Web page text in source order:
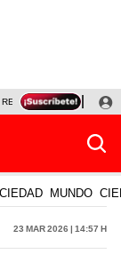
HOY
MUNDO
23 Mar 2026 | 14:57 h